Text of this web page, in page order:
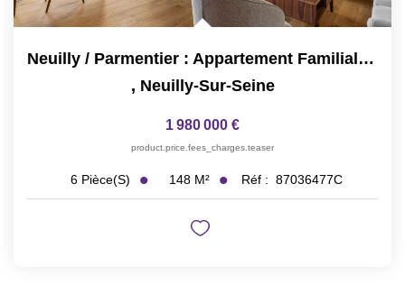
Neuilly / Parmentier : Appartement Familial Full Pasteur,...
, Neuilly-Sur-Seine
1 980 000 €
product.price.fees_charges.teaser
6 Pièce(s) 148 M² Réf : 87036477C